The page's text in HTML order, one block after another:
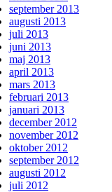
september 2013
augusti 2013
juli 2013
juni 2013
maj 2013
april 2013
mars 2013
februari 2013
januari 2013
december 2012
november 2012
oktober 2012
september 2012
augusti 2012
juli 2012